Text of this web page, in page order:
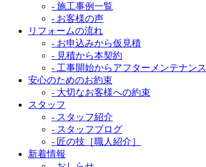
- 施工事例一覧
- お客様の声
リフォームの流れ
- お申込みから仮見積
- 見積から本契約
- 工事開始からアフターメンテナンス
安心のためのお約束
- 大切なお客様への約束
スタッフ
- スタッフ紹介
- スタッフブログ
- 匠の技［職人紹介］
新着情報